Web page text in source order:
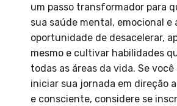
um passo transformador para
sua saúde mental, emocional e
oportunidade de desacelerar,
mesmo e cultivar habilidades
todas as áreas da vida. Se
iniciar sua jornada em direção
e consciente, considere se